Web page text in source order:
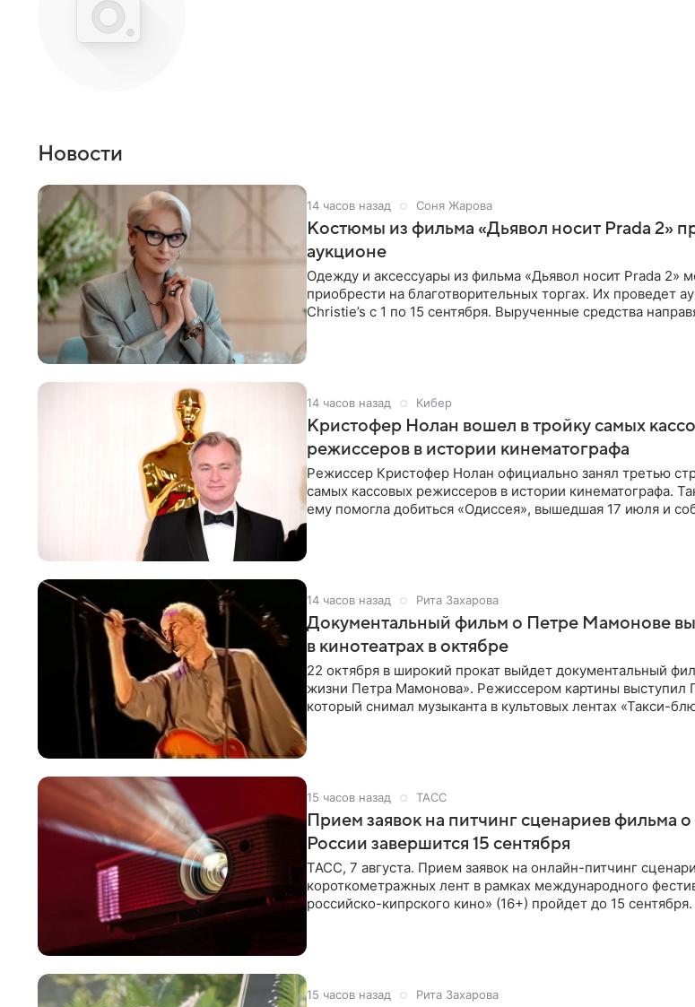
Новости
14 часов назад Соня Жарова
Костюмы из фильма «Дьявол носит Prada 2»
аукционе
Одежду и аксессуары из фильма «Дьявол носит Prada 2»
приобрести на благотворительных торгах. Их проведет
Christie’s с 1 по 15 сентября. Вырученные средства
14 часов назад Кибер
Кристофер Нолан вошел в тройку самых
режиссеров в истории кинематографа
Режиссер Кристофер Нолан официально занял третью
самых кассовых режиссеров в истории кинематографа.
ему помогла добиться «Одиссея», вышедшая 17 июля и
14 часов назад Рита Захарова
Документальный фильм о Петре Мамонове
в кинотеатрах в октябре
22 октября в широкий прокат выйдет документальный
жизни Петра Мамонова». Режиссером картины выступил
который снимал музыканта в культовых лентах «Такси-
15 часов назад ТАСС
Прием заявок на питчинг сценариев фильма
России завершится 15 сентября
ТАСС, 7 августа. Прием заявок на онлайн-питчинг
короткометражных лент в рамках международного
российско-кипрского кино» (16+) пройдет до 15
15 часов назад Рита Захарова